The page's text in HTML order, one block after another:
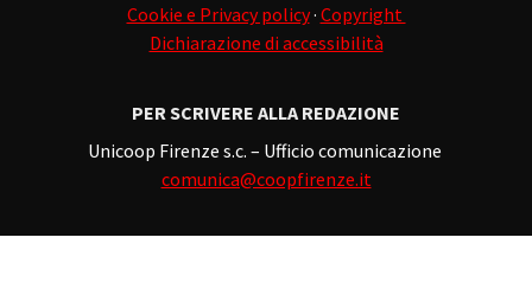
Cookie e Privacy policy· Copyright
Dichiarazione di accessibilità
PER SCRIVERE ALLA REDAZIONE
Unicoop Firenze s.c. – Ufficio comunicazione
comunica@coopfirenze.it